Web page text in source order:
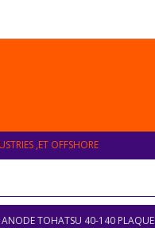
,ET OFFSHORE
ANODE TOHATSU 40-140 PLAQUE